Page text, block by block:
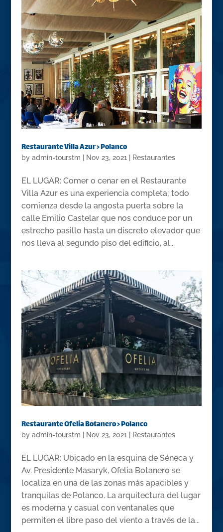
Restaurante Villa Azur > Polanco
by admin-tourstm Nov 23, 2021 Restaurantes
EL LUGAR: Comer o cenar en el Restaurante
Villa Azur es una experiencia completa; todo
comienza desde la angosta puerta sobre la
calle Emilio Castelar que nos conduce por un
estrecho pasillo hasta un discreto elevador que
nos lleva al segundo piso del edificio, al...
Restaurante Ofelia Botanero > Polanco
by admin-tourstm Nov 23, 2021 Restaurantes
EL LUGAR: Ubicado en la esquina de Séneca y
Av. Presidente Masaryk, Ofelia Botanero se
localiza en una de las zonas más apacibles y
tranquilas de Polanco. La arquitectura del lugar
es moderna y casual con ventanales que
permiten el libre paso del viento a través de la...